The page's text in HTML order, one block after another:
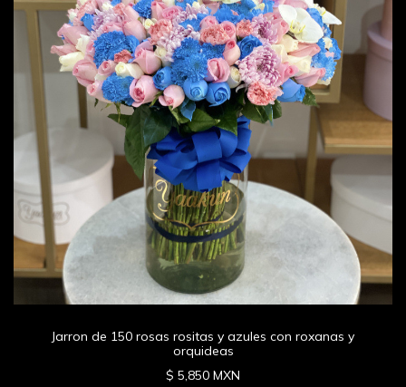
Jarron de 150 rosas rositas y azules con roxanas y
orquideas
$ 5,850 MXN